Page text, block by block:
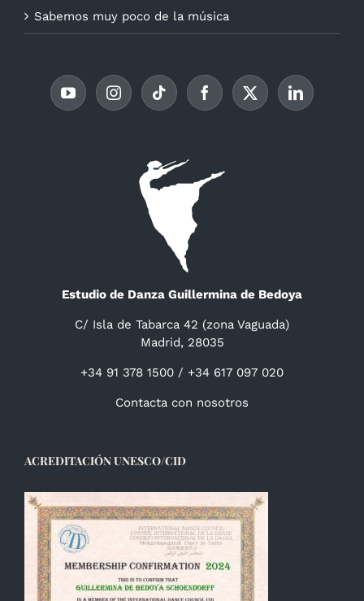
Sabemos muy poco de la música
Estudio de Danza Guillermina de Bedoya
C/ Isla de Tabarca 42 (zona Vaguada)
Madrid, 28035
+34 91 378 1500 / +34 617 097 020
Contacta con nosotros
ACREDITACIÓN UNESCO/CID